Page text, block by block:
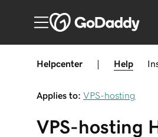
Helpcenter Help
Applies to: VPS-hosting
VPS-hosting